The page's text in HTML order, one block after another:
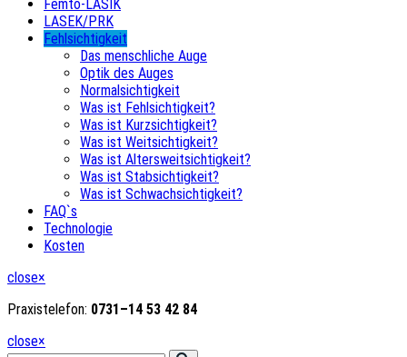
Femto-LASIK
LASEK/PRK
Fehlsichtigkeit
Das menschliche Auge
Optik des Auges
Normalsichtigkeit
Was ist Fehlsichtigkeit?
Was ist Kurzsichtigkeit?
Was ist Weitsichtigkeit?
Was ist Altersweitsichtigkeit?
Was ist Stabsichtigkeit?
Was ist Schwachsichtigkeit?
FAQ`s
Technologie
Kosten
close×
Praxistelefon: 0731–14 53 42 84
close×